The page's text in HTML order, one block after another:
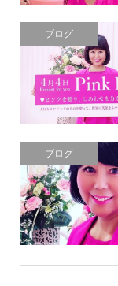
ブログ
ブログ